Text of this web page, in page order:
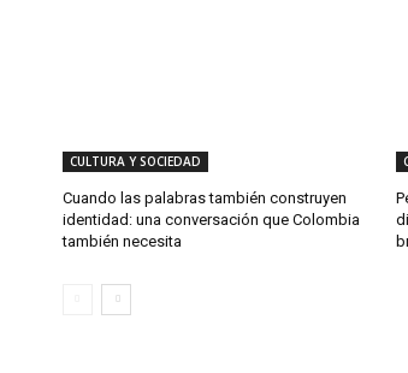
CULTURA Y SOCIEDAD
Cuando las palabras también construyen
identidad: una conversación que Colombia
también necesita